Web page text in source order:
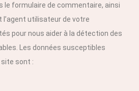
le formulaire de commentaire, ainsi
l’agent utilisateur de votre
pour nous aider à la détection des
Les données susceptibles
site sont :